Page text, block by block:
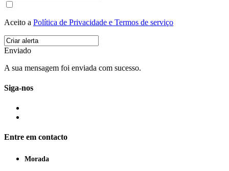
Aceito a Política de Privacidade e Termos de serviço
Enviado
A sua mensagem foi enviada com sucesso.
Siga-nos
Entre em contacto
Morada